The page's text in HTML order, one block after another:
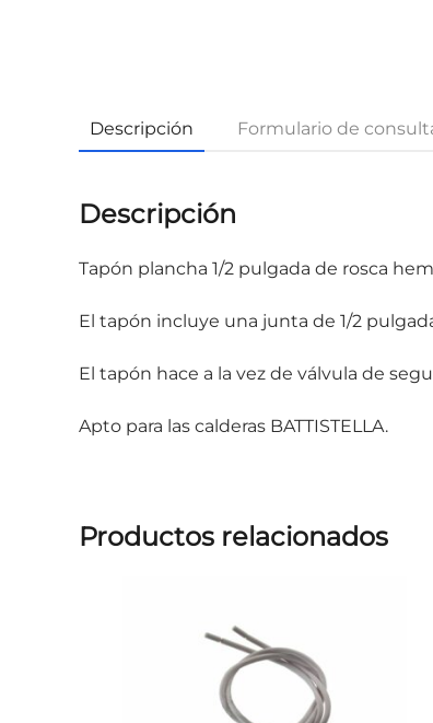
Descripción Formulario de
Descripción
Tapón plancha 1/2 pulgada de rosca
El tapón incluye una junta de 1/2
El tapón hace a la vez de válvula de
Apto para las calderas BATTISTELLA.
Productos relacionados